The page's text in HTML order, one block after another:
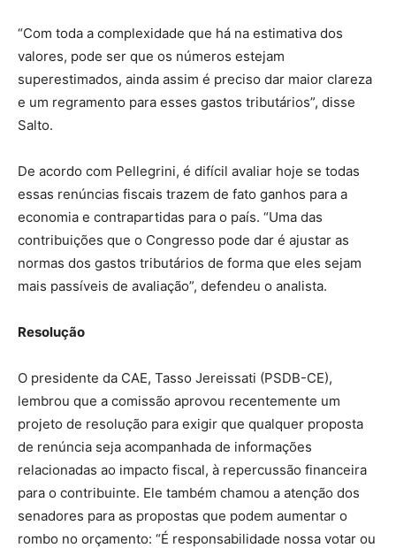
“Com toda a complexidade que há na estimativa dos
valores, pode ser que os números estejam
superestimados, ainda assim é preciso dar maior clareza
e um regramento para esses gastos tributários”, disse
Salto.
De acordo com Pellegrini, é difícil avaliar hoje se todas
essas renúncias fiscais trazem de fato ganhos para a
economia e contrapartidas para o país. “Uma das
contribuições que o Congresso pode dar é ajustar as
normas dos gastos tributários de forma que eles sejam
mais passíveis de avaliação”, defendeu o analista.
Resolução
O presidente da CAE, Tasso Jereissati (PSDB-CE),
lembrou que a comissão aprovou recentemente um
projeto de resolução para exigir que qualquer proposta
de renúncia seja acompanhada de informações
relacionadas ao impacto fiscal, à repercussão financeira
para o contribuinte. Ele também chamou a atenção dos
senadores para as propostas que podem aumentar o
rombo no orçamento: “É responsabilidade nossa votar ou